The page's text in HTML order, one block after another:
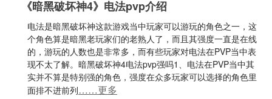
《暗黑破坏神4》电法pvp介绍
电法是暗黑破坏神这款游戏当中玩家可以游玩的角色之一，这
个角色算是暗黑老玩家们的老熟人了，而且其强度一直是在线
的，游玩的人数也是非常多，而有些玩家对电法在PVP当中表
现不太了解。暗黑破坏神4电法pvp强吗1、电法在PVP当中其
实并不算是特别强的角色，强度在众多玩家可以选择的角色里
面排不进前列……更多